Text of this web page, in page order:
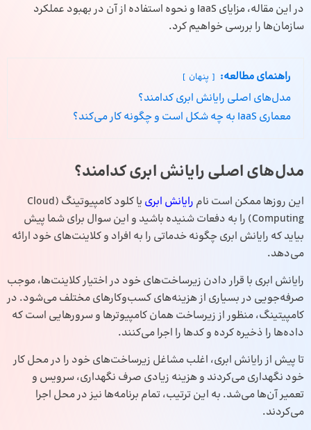
در این مقاله، مزایای IaaS و نحوه استفاده از آن در بهبود عملکرد
سازمان‌ها را بررسی خواهیم کرد.
راهنمای مطالعه: پنهان
مدل‌های اصلی رایانش ابری کدامند؟
معماری IaaS به چه شکل است و چگونه کار می‌کند؟
مدل‌های اصلی رایانش ابری کدامند؟
این روزها ممکن است نام رایانش ابری
یا کلود کامپیوتینگ (Cloud
Computing) را به‌ دفعات شنیده باشید و این سوال برای شما پیش
بیاید که رایانش ابری چگونه خدماتی را به افراد و کلاینت‌های خود ارائه
می‌دهد.
رایانش ابری با قرار دادن زیرساخت‌های خود در اختیار کلاینت‌ها، موجب
صرفه‌جویی در بسیاری از هزینه‌های کسب‌وکارهای مختلف می‌شود. در
کامپیتینگ، منظور از زیرساخت همان کامپیوترها و سرورهایی است که
داده‌ها را ذخیره کرده و کدها را اجرا می‌کنند.
تا پیش از رایانش ابری، اغلب مشاغل زیرساخت‌های خود را در محل کار
خود نگهداری می‌کردند و هزینه زیادی صرف نگهداری، سرویس و
تعمیر آن‌ها می‌شد. به ‌این ‌ترتیب، تمام برنامه‌ها نیز در محل اجرا
می‌کردند.